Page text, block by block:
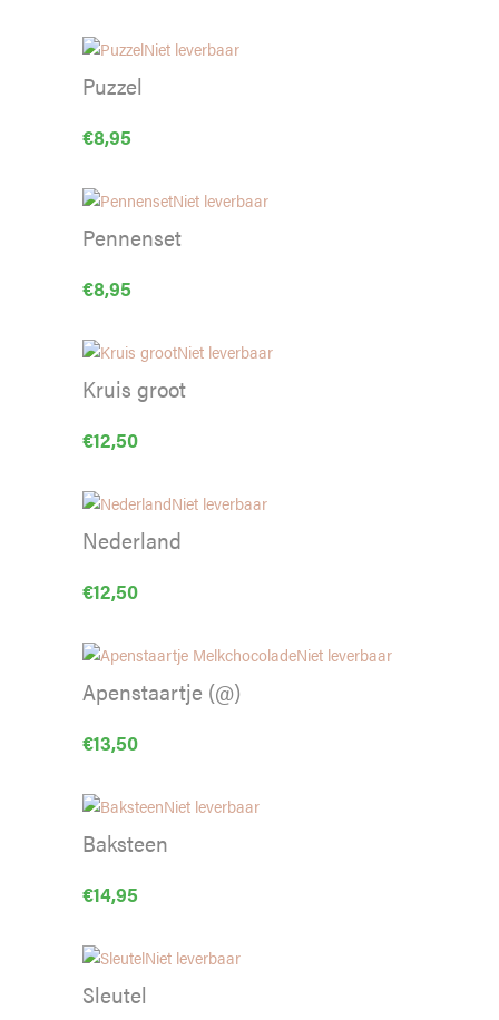
Niet leverbaar
Puzzel
€8,95
Niet leverbaar
Pennenset
€8,95
Niet leverbaar
Kruis groot
€12,50
Niet leverbaar
Nederland
€12,50
Niet leverbaar
Apenstaartje (@)
€13,50
Niet leverbaar
Baksteen
€14,95
Niet leverbaar
Sleutel